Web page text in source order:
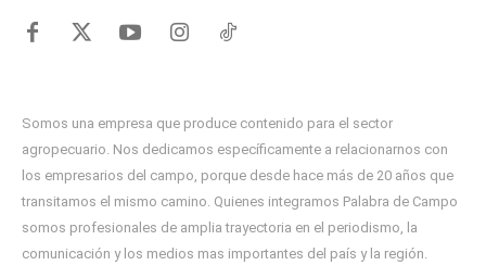
Somos una empresa que produce contenido para el sector
agropecuario. Nos dedicamos específicamente a relacionarnos con
los empresarios del campo, porque desde hace más de 20 años que
transitamos el mismo camino. Quienes integramos Palabra de Campo
somos profesionales de amplia trayectoria en el periodismo, la
comunicación y los medios mas importantes del país y la región.